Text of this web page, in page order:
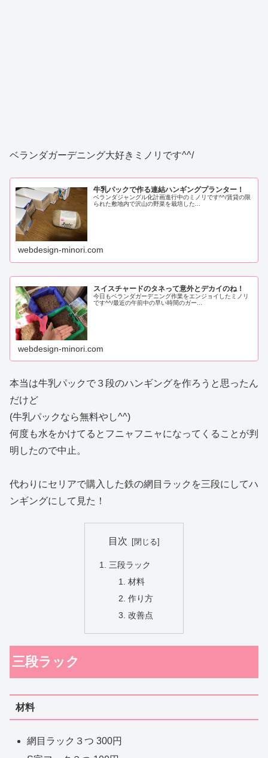
ベランダガーデニング大好きミノリです^^/
牛乳パックで作る連結ハンギングプランター！
ベランダジャングル化計画進行中のミノリです^^/賃貸の限
られた敷地内で沢山の野菜を栽培した...
webdesign-minori.com
スイスチャードのタネって意外とデカイのね！
今日もベランダガーデニング作業をエンジョイしたミノリ
です^^/最近の午前中の早い時間のガー...
webdesign-minori.com
本当は牛乳パックで３段のハンギングを作ろうと思ったん
だけど
(牛乳パックなら無料やし^^)
何度も水をかけてるとフニャフニャになってくることが判
明したので中止。
代わりにセリアで購入した鉄の網目ラックを三段にしてハ
ンギングにして見た！
目次
三段ラック
材料
作り方
改善点
三段ラック
材料
網目ラック３つ 300円